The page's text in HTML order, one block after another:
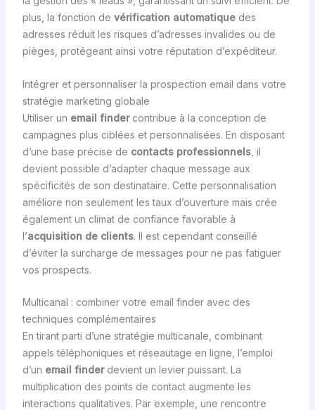
plus, la fonction de vérification automatiquedes
adresses réduit les risques d’adresses invalides ou de
pièges, protégeant ainsi votre réputation d’expéditeur.
Intégrer et personnaliser la prospection email dans votre
stratégie marketing globale
Utiliser un email findercontribue à la conception de
campagnes plus ciblées et personnalisées. En disposant
d’une base précise de contacts professionnels, il
devient possible d’adapter chaque message aux
spécificités de son destinataire. Cette personnalisation
améliore non seulement les taux d’ouverture mais crée
également un climat de confiance favorable à
l’acquisition de clients. Il est cependant conseillé
d’éviter la surcharge de messages pour ne pas fatiguer
vos prospects.
Multicanal : combiner votre email finder avec des
techniques complémentaires
En tirant parti d’une stratégie multicanale, combinant
appels téléphoniques et réseautage en ligne, l’emploi
d’un email finderdevient un levier puissant. La
multiplication des points de contact augmente les
interactions qualitatives. Par exemple, une rencontre